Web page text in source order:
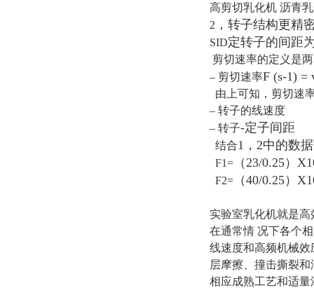
高剪切乳化机 沥青
2 ，转子结构更精
SID定转子的间距
剪切速率的定义是
– 剪切速率F (s-1) =
由上可知，剪切速
– 转子的线速度
– 转子-定子间距
结合1 ， 2中的数
F1= （23/0.25）
F2= （40/0.25）
实验室乳化机就是
在通常情 况下各个
线速度和高频机械
层摩擦、撞击撕裂
相应成熟工艺和适